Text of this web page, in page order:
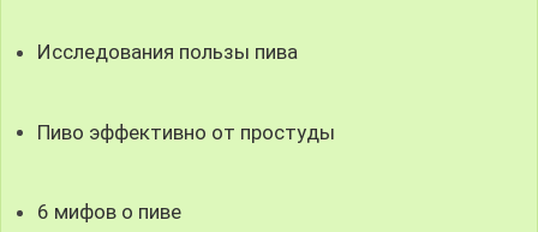
Исследования пользы пива
Пиво эффективно от простуды
6 мифов о пиве